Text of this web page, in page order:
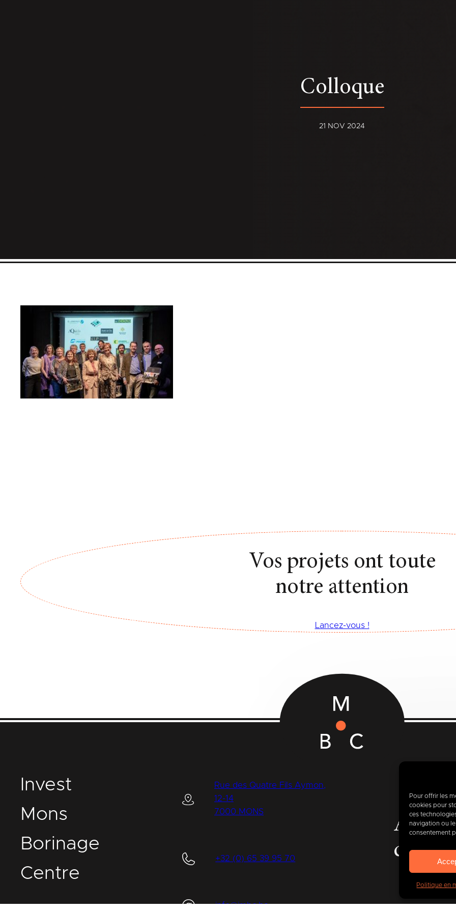
Pour offrir les
cookies pour
ces
navigation ou
consentement
Politique en
Colloque
21 NOV 2024
Vos projets ont toute
notre attention
Lancez-vous !
nvest
Mons
Borinage
Centre
Rue des Quatre Fils Aymon,
12-14
7000 MONS
+32 (0) 65 39 95 70
info@imbc.be
de400